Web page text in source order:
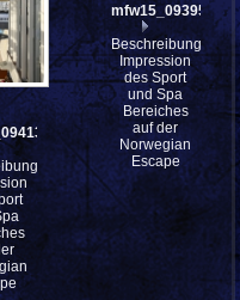
mfw15_093955
Beschreibung:
Impression
des Sport
und Spa
Bereiches
auf der
Norwegian
Escape